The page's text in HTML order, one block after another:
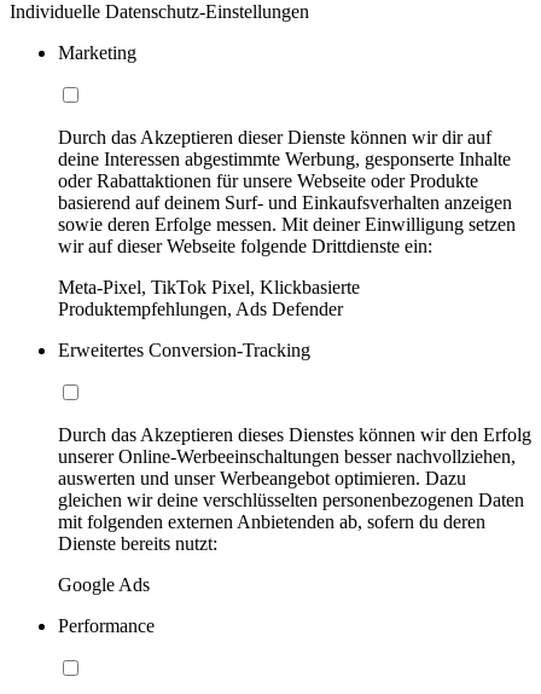
Individuelle Datenschutz-Einstellungen
Marketing
Durch das Akzeptieren dieser Dienste können wir dir auf
deine Interessen abgestimmte Werbung, gesponserte Inhalte
oder Rabattaktionen für unsere Webseite oder Produkte
basierend auf deinem Surf- und Einkaufsverhalten anzeigen
sowie deren Erfolge messen. Mit deiner Einwilligung setzen
wir auf dieser Webseite folgende Drittdienste ein:
Meta-Pixel, TikTok Pixel, Klickbasierte
Produktempfehlungen, Ads Defender
Erweitertes Conversion-Tracking
Durch das Akzeptieren dieses Dienstes können wir den Erfolg
unserer Online-Werbeeinschaltungen besser nachvollziehen,
auswerten und unser Werbeangebot optimieren. Dazu
gleichen wir deine verschlüsselten personenbezogenen Daten
mit folgenden externen Anbietenden ab, sofern du deren
Dienste bereits nutzt:
Google Ads
Performance